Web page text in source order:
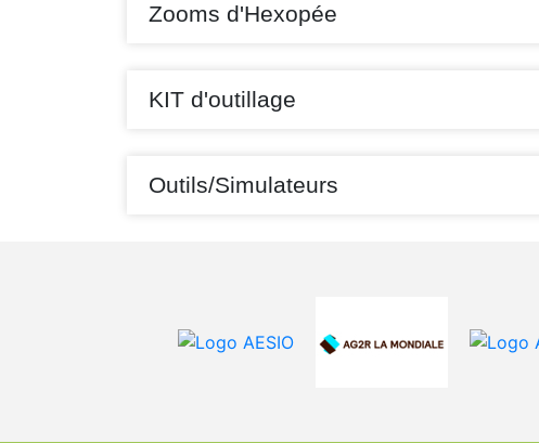
Zooms d'Hexopée
KIT d'outillage
Outils/Simulateurs